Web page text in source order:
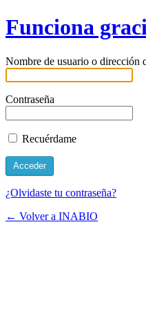
Funciona
Nombre de usuario o dirección
Contraseña
Recuérdame
¿Olvidaste tu contraseña?
← Volver a INABIO